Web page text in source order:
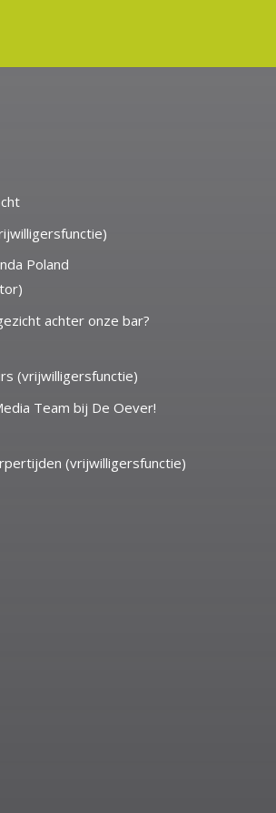
Poland
achter onze bar?
(vrijwilligersfunctie)
Team bij De Oever!
(vrijwilligersfunctie)